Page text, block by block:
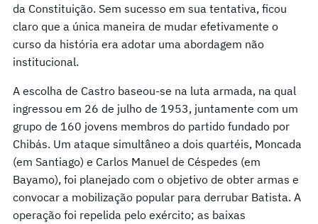
da Constituição. Sem sucesso em sua tentativa, ficou
claro que a única maneira de mudar efetivamente o
curso da história era adotar uma abordagem não
institucional.
A escolha de Castro baseou-se na luta armada, na qual
ingressou em 26 de julho de 1953, juntamente com um
grupo de 160 jovens membros do partido fundado por
Chibás. Um ataque simultâneo a dois quartéis, Moncada
(em Santiago) e Carlos Manuel de Céspedes (em
Bayamo), foi planejado com o objetivo de obter armas e
convocar a mobilização popular para derrubar Batista. A
operação foi repelida pelo exército; as baixas